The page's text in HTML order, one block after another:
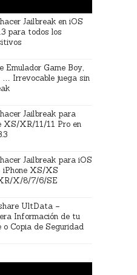
Jailbreak en iOS
para todos los
Emulador Game Boy,
… Irrevocable juega sin
Jailbreak para
XS/XR/11/11 Pro en
Jailbreak para iOS
iPhone XS/XS
X/8/7/6/SE
UltData –
Información de tu
o Copia de Seguridad